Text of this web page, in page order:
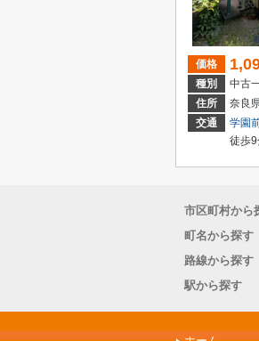
価格
種別
中古
住所
奈良
交通
学園
徒歩
市区町村から
町名から探す
路線から探す
駅から探す